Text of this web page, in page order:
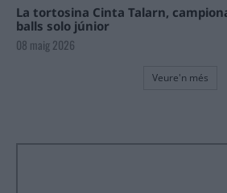
La tortosina Cinta Talarn,
balls solo júnior
08 maig 2026
Veure'n més